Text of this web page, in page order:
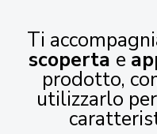
Ti
scoperta e
prodotto,
utilizzarlo